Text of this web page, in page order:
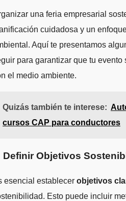
una feria empresarial
cuidadosa y un
Aquí te presentamos
para garantizar que tu
el medio ambiente.
Quizás también te interese:
cursos CAP para conductores
Definir Objetivos
esencial establecer objetivos
Esto puede incluir